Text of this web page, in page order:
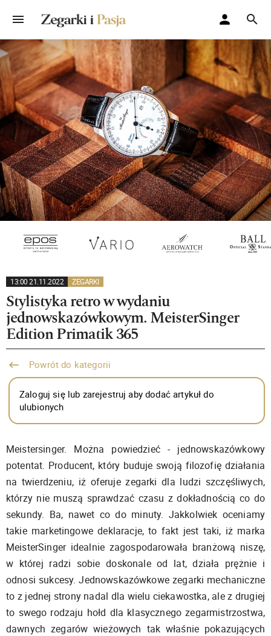
13:00 21.11.2022 ZEGARKI
Stylistyka retro w wydaniu
jednowskazówkowym. MeisterSinger
Edition Primatik 365
Powrót do kategorii
Zaloguj się lub zarejestruj aby dodać artykuł do
ulubionych
Meistersinger. Można powiedzieć - jednowskazówkowy
potentat. Producent, który buduje swoją filozofię działania
na twierdzeniu, iż oferuje zegarki dla ludzi szczęśliwych,
którzy nie muszą sprawdzać czasu z dokładnością co do
sekundy. Ba, nawet co do minuty. Jakkolwiek oceniamy
takie marketingowe deklaracje, to fakt jest taki, iż marka
MeisterSinger idealnie zagospodarowała branżową niszę,
w której radzi sobie doskonale od lat, działa prężnie i
odnosi sukcesy. Jednowskazówkowe zegarki mechaniczne
to z jednej strony nadal dla wielu ciekawostka, ale z drugiej
to swego rodzaju hołd dla klasycznego zegarmistrzostwa,
dawnych zegarów wieżowych tak właśnie pokazujących